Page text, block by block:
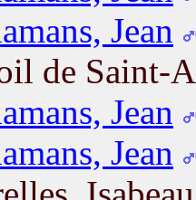
Jean
de Saint-
Jean
Jean